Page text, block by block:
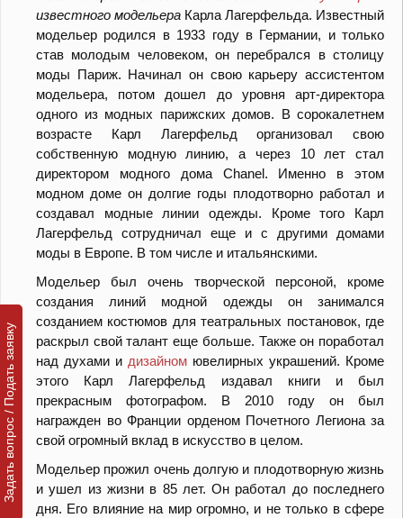
известного модельера Карла Лагерфельда. Известный
модельер родился в 1933 году в Германии, и только
став молодым человеком, он перебрался в столицу
моды Париж. Начинал он свою карьеру ассистентом
модельера, потом дошел до уровня арт-директора
одного из модных парижских домов. В сорокалетнем
возрасте Карл Лагерфельд организовал свою
собственную модную линию, а через 10 лет стал
директором модного дома Chanel. Именно в этом
модном доме он долгие годы плодотворно работал и
создавал модные линии одежды. Кроме того Карл
Лагерфельд сотрудничал еще и с другими домами
моды в Европе. В том числе и итальянскими.
Модельер был очень творческой персоной, кроме
создания линий модной одежды он занимался
созданием костюмов для театральных постановок, где
раскрыл свой талант еще больше. Также он поработал
над духами и дизайном ювелирных украшений. Кроме
этого Карл Лагерфельд издавал книги и был
прекрасным фотографом. В 2010 году он был
награжден во Франции орденом Почетного Легиона за
свой огромный вклад в искусство в целом.
Модельер прожил очень долгую и плодотворную жизнь
и ушел из жизни в 85 лет. Он работал до последнего
дня. Его влияние на мир огромно, и не только в сфере
Задать вопрос / Подать заявку